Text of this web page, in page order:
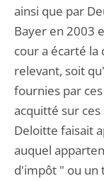
ainsi que par
Bayer en 2003
cour a écarté la
relevant, soit
fournies par
acquitté sur
Deloitte faisait
auquel
d'impôt " ou un